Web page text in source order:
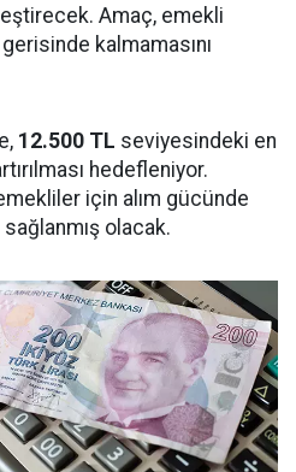
Amaç, emekli
kalmamasını
12.500 TL seviyesindeki en
hedefleniyor.
için alım gücünde
olacak.